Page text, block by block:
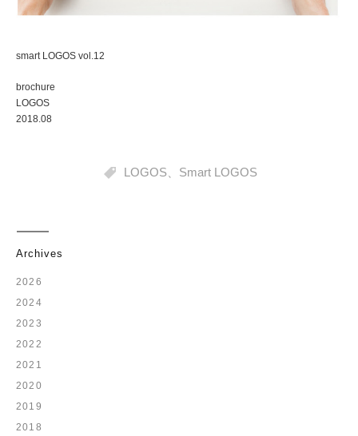
smart LOGOS vol.12
brochure
LOGOS
2018.08
LOGOS、 Smart LOGOS
Archives
2026
2024
2023
2022
2021
2020
2019
2018